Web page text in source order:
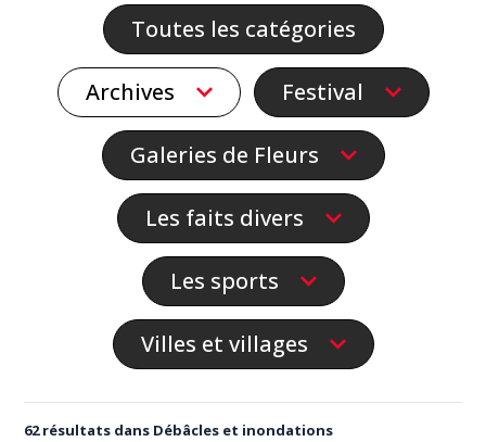
Toutes les catégories
Archives Festival
Galeries de Fleurs
Les faits divers
Les sports
Villes et villages
62 résultats dans Débâcles et inondations